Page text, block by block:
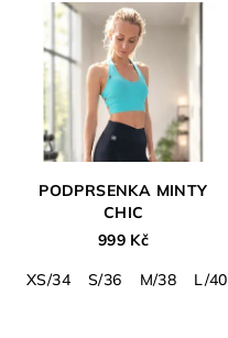
5
hvězdiček.
PODPRSENKA MINTY
CHIC
999 Kč
XS/34
S/36 M/38 L/40